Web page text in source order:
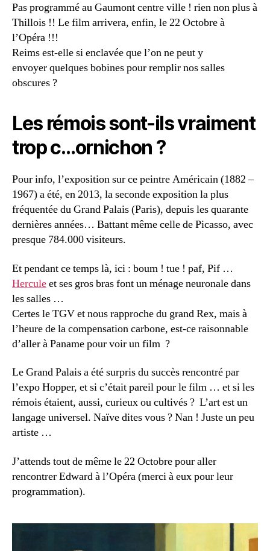
Pas programmé au Gaumont centre ville ! rien non plus à
Thillois !! Le film arrivera, enfin, le 22 Octobre à
l’Opéra !!!
Reims est-elle si enclavée que l’on ne peut y
envoyer quelques bobines pour remplir nos salles
obscures ?
Les rémois sont-ils vraiment
trop c…ornichon ?
Pour info, l’exposition sur ce peintre Américain (1882 –
1967) a été, en 2013, la seconde exposition la plus
fréquentée du Grand Palais (Paris), depuis les quarante
dernières années… Battant même celle de Picasso, avec
presque 784.000 visiteurs.
Et pendant ce temps là, ici : boum ! tue ! paf, Pif …
Herculeet ses gros bras font un ménage neuronale dans
les salles …
Certes le TGV et nous rapproche du grand Rex, mais à
l’heure de la compensation carbone, est-ce raisonnable
d’aller à Paname pour voir un film ?
Le Grand Palais a été surpris du succès rencontré par
l’expo Hopper, et si c’était pareil pour le film … et si les
rémois étaient, aussi, curieux ou cultivés ? L’art est un
langage universel. Naïve dites vous ? Nan ! Juste un peu
artiste …
J’attends tout de même le 22 Octobre pour aller
rencontrer Edward à l’Opéra (merci à eux pour leur
programmation).